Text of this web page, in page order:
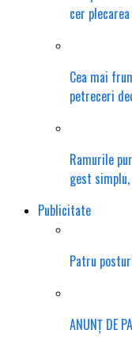
cer
Cea mai
petreceri
Ramurile
gest
Publicitate
Patru
ANUNȚ DE